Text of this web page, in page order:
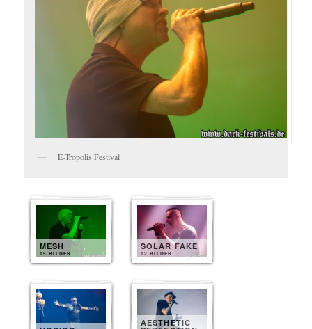
E-Tropolis Festival
MESH
15 BILDER
SOLAR FAKE
12 BILDER
AESTHETIC